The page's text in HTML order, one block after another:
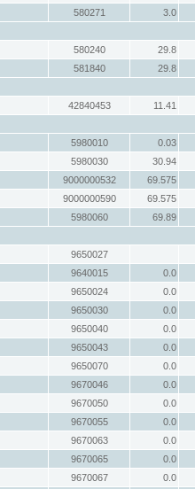
580271
3.0
580240
29.8
581840
29.8
42840453
11.41
5980010
0.03
5980030
30.94
9000000532
69.575
9000000590
69.575
5980060
69.89
9650027
9640015
0.0
9650024
0.0
9650030
0.0
9650040
0.0
9650043
0.0
9650070
0.0
9670046
0.0
9670050
0.0
9670055
0.0
9670063
0.0
9670065
0.0
9670067
0.0